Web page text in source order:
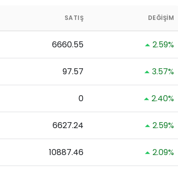
SATIŞ DEĞIŞIM
6660.55 2.59%
97.57 3.57%
0 2.40%
6627.24 2.59%
10887.46 2.09%